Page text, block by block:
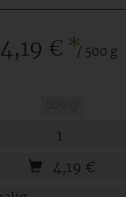
4,19 € */ 500 g
4,19 €